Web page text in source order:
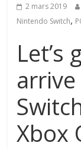
2 mars 2019
Nintendo Switch,
Let’s
Xbox